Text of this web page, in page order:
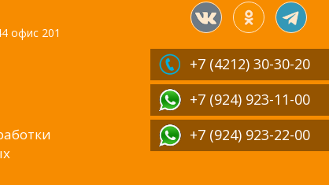
офис 201
+7 (4212) 30-30-20
+7 (924) 923-11-00
+7 (924) 923-22-00